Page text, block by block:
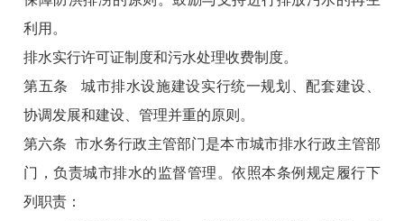
利用。
排水实行许可证制度和污水处理收费制度。
第五条 城市排水设施建设实行统一规划、配套建设、
协调发展和建设、管理并重的原则。
第六条 市水务行政主管部门是本市城市排水行政主管部
门，负责城市排水的监督管理。依照本条例规定履行下
列职责：